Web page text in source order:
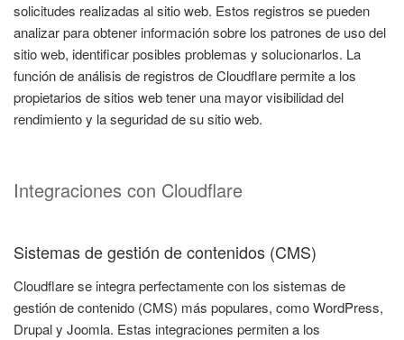
solicitudes realizadas al sitio web. Estos registros se pueden
analizar para obtener información sobre los patrones de uso del
sitio web, identificar posibles problemas y solucionarlos. La
función de análisis de registros de Cloudflare permite a los
propietarios de sitios web tener una mayor visibilidad del
rendimiento y la seguridad de su sitio web.
Integraciones con Cloudflare
Sistemas de gestión de contenidos (CMS)
Cloudflare se integra perfectamente con los sistemas de
gestión de contenido (CMS) más populares, como WordPress,
Drupal y Joomla. Estas integraciones permiten a los